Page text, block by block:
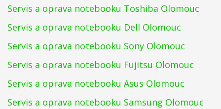
Servis a oprava notebooku Toshiba Olomouc
Servis a oprava notebooku Dell Olomouc
Servis a oprava notebooku Sony Olomouc
Servis a oprava notebooku Fujitsu Olomouc
Servis a oprava notebooku Asus Olomouc
Servis a oprava notebooku Samsung Olomouc